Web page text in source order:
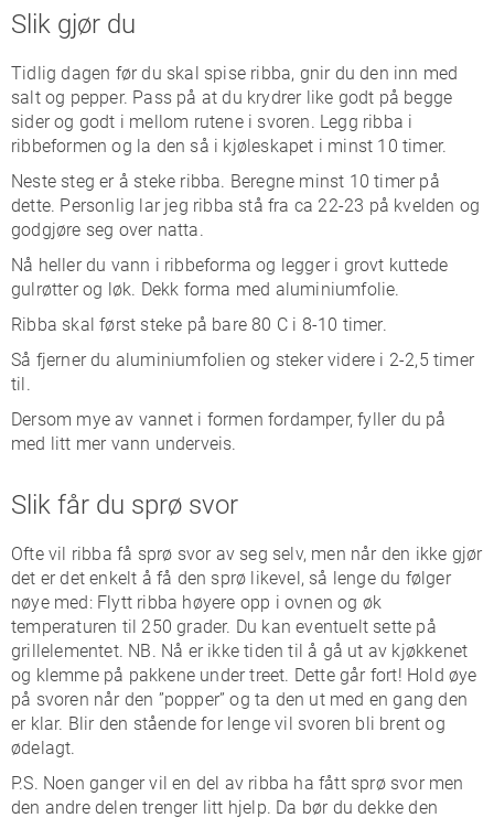
Slik gjør du
Tidlig dagen før du skal spise ribba, gnir du den inn med
salt og pepper. Pass på at du krydrer like godt på begge
sider og godt i mellom rutene i svoren. Legg ribba i
ribbeformen og la den så i kjøleskapet i minst 10 timer.
Neste steg er å steke ribba. Beregne minst 10 timer på
dette. Personlig lar jeg ribba stå fra ca 22-23 på kvelden og
godgjøre seg over natta.
Nå heller du vann i ribbeforma og legger i grovt kuttede
gulrøtter og løk. Dekk forma med aluminiumfolie.
Ribba skal først steke på bare 80 C i 8-10 timer.
Så fjerner du aluminiumfolien og steker videre i 2-2,5 timer
til.
Dersom mye av vannet i formen fordamper, fyller du på
med litt mer vann underveis.
Slik får du sprø svor
Ofte vil ribba få sprø svor av seg selv, men når den ikke gjør
det er det enkelt å få den sprø likevel, så lenge du følger
nøye med: Flytt ribba høyere opp i ovnen og øk
temperaturen til 250 grader. Du kan eventuelt sette på
grillelementet. NB. Nå er ikke tiden til å gå ut av kjøkkenet
og klemme på pakkene under treet. Dette går fort! Hold øye
på svoren når den ”popper” og ta den ut med en gang den
er klar. Blir den stående for lenge vil svoren bli brent og
ødelagt.
P.S. Noen ganger vil en del av ribba ha fått sprø svor men
den andre delen trenger litt hjelp. Da bør du dekke den